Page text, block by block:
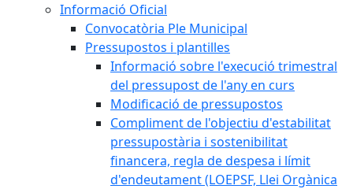
Informació Oficial
Convocatòria Ple Municipal
Pressupostos i plantilles
Informació sobre l'execució trimestral
del pressupost de l'any en curs
Modificació de pressupostos
Compliment de l'objectiu d'estabilitat
pressupostària i sostenibilitat
financera, regla de despesa i límit
d'endeutament (LOEPSF, Llei Orgànica